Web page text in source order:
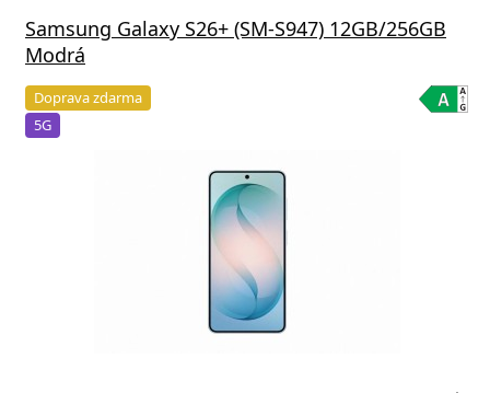
Samsung Galaxy S26+ (SM-S947) 12GB/256GB
Modrá
Doprava zdarma
5G